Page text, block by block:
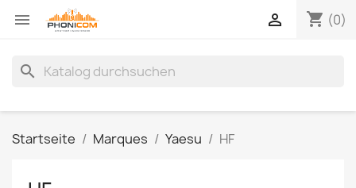
 shopping_cart (0)

search
Startseite Marques Yaesu HF